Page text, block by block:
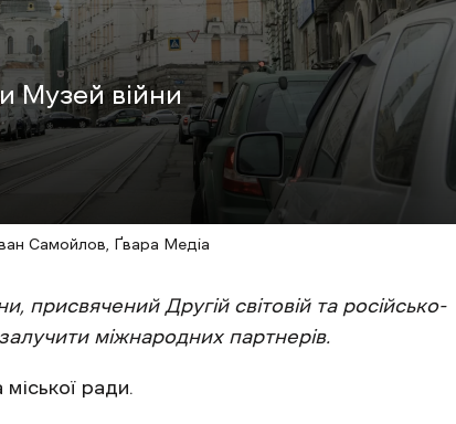
Музей війни
Самойлов, Ґвара Медіа
присвячений Другій світовій та російсько-
міжнародних партнерів.
ради.